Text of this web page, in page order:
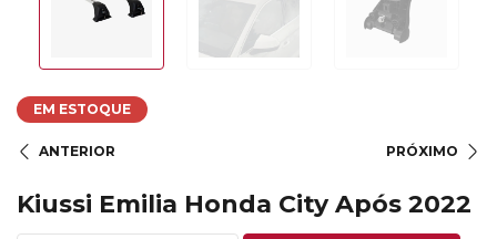
EM ESTOQUE
ANTERIOR PRÓXIMO
Kiussi Emilia Honda City Após 2022